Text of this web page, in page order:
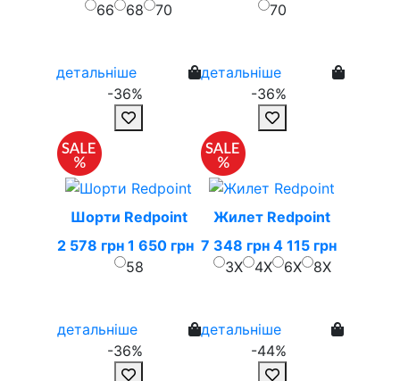
66
68 70
детальніше
-36%
70
детальніше
-36%
Шорти Redpoint
2 578 грн 1 650 грн
58
детальніше
-36%
Жилет Redpoint
7 348 грн 4 115 грн
3X
4X 6X 8X
детальніше
-44%